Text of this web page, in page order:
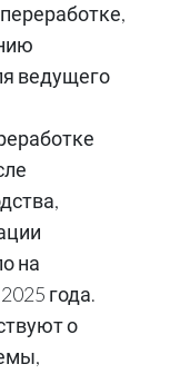
ведущего
на
года.
о